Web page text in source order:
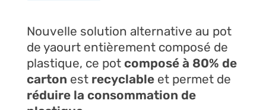
Nouvelle solution alternative au pot
de yaourt entièrement composé de
plastique, ce potcomposé à 80% de
cartonestrecyclableet permet de